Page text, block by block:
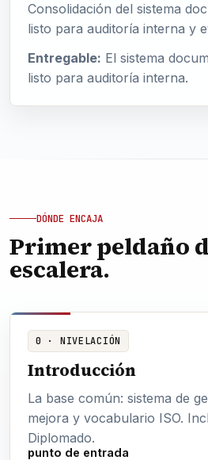
Consolidación del sistema
listo para auditoría interna y
Entregable: El sistema
listo para auditoría interna.
DÓNDE ENCAJA
Primer peldaño
escalera.
0 · NIVELACIÓN
Introducción
La base común: sistema de
mejora y vocabulario ISO.
Diplomado.
punto de entrada